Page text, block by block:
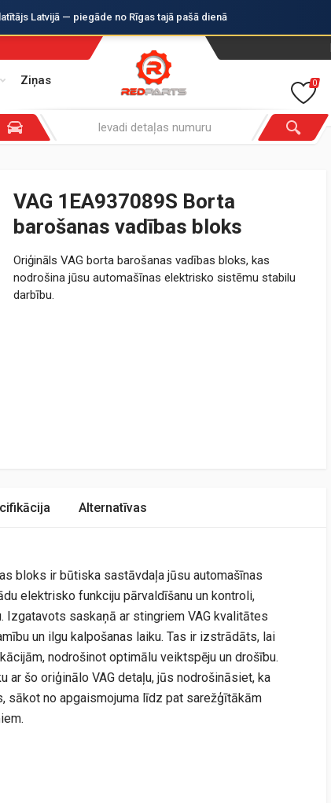
Latvijā — piegāde no Rīgas tajā pašā dienā
Ziņas
0
VAG 1EA937089S Borta
barošanas vadības bloks
Oriģināls VAG borta barošanas vadības bloks, kas
nodrošina jūsu automašīnas elektrisko sistēmu stabilu
darbību.
Alternatīvas
bloks ir būtiska sastāvdaļa jūsu automašīnas
elektrisko funkciju pārvaldīšanu un kontroli,
Izgatavots saskaņā ar stingriem VAG kvalitātes
un ilgu kalpošanas laiku. Tas ir izstrādāts, lai
nodrošinot optimālu veiktspēju un drošību.
ar šo oriģinālo VAG detaļu, jūs nodrošināsiet, ka
no apgaismojuma līdz pat sarežģītākām